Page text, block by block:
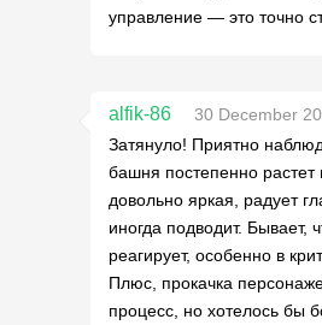
управление — это точно
alfik-86
30 December
Затянуло! Приятно
башня постепенно растет
довольно яркая, радует
иногда подводит. Бывает,
реагирует, особенно в
Плюс, прокачка
процесс, но хотелось бы